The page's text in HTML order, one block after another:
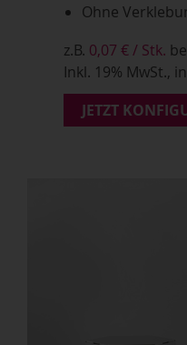
Ohne
z.B. 0,07 € / Stk.
Inkl. 19% MwSt.,
JETZT